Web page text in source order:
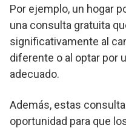
Por ejemplo, un hogar
una consulta gratuita
significativamente al
diferente o al optar por
adecuado.
Además, estas
oportunidad para que